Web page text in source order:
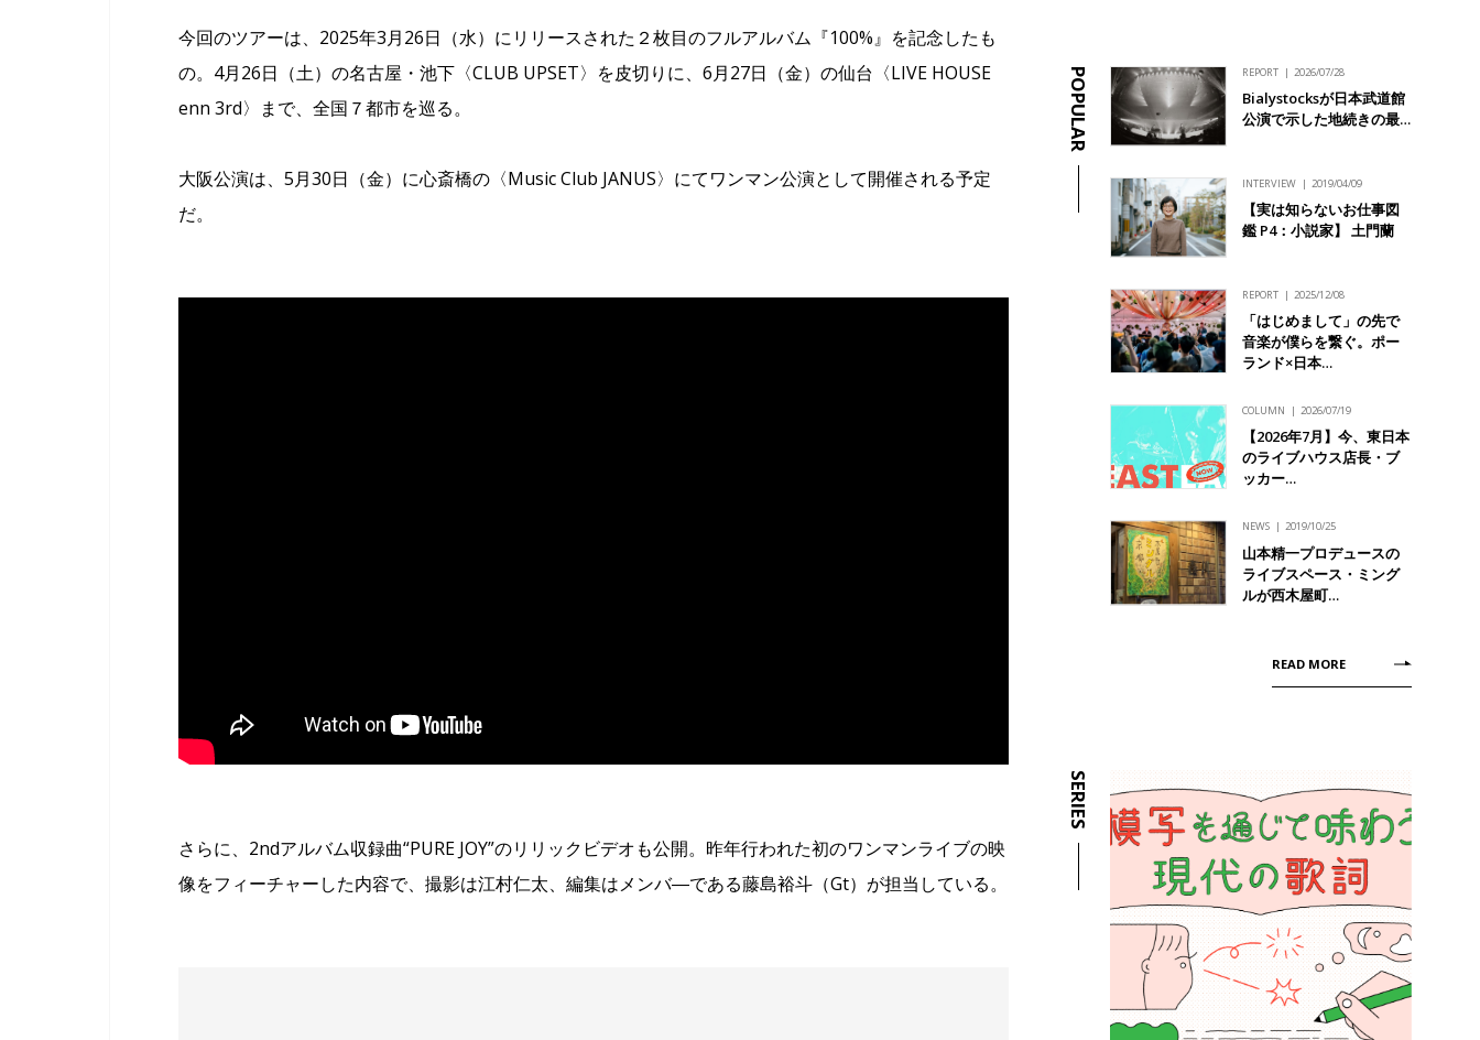
今回のツアーは、2025年3月26日（水）にリリースされた２枚目のフルアルバム『100%』を記念したも
の。4月26日（土）の名古屋・池下〈CLUB UPSET〉を皮切りに、6月27日（金）の仙台〈LIVE HOUSE
enn 3rd〉まで、全国７都市を巡る。
大阪公演は、5月30日（金）に心斎橋の〈Music Club JANUS〉にてワンマン公演として開催される予定
だ。
さらに、2ndアルバム収録曲“PURE JOY”のリリックビデオも公開。昨年行われた初のワンマンライブの映
像をフィーチャーした内容で、撮影は江村仁太、編集はメンバ―である藤島裕斗（Gt）が担当している。
POPULAR REPORT 2026/07/28
Bialystocksが日本武道館
公演で示した地続きの最…
INTERVIEW 2019/04/09
【実は知らないお仕事図
鑑 P4：小説家】 土門蘭
REPORT 2025/12/08
「はじめまして」の先で
音楽が僕らを繋ぐ。ポー
ランド×日本…
COLUMN 2026/07/19
【2026年7月】今、東日本
のライブハウス店長・ブ
ッカー…
NEWS 2019/10/25
山本精一プロデュースの
ライブスペース・ミング
ルが西木屋町…
READ MORE
SERIES